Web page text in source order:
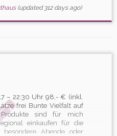
(updated 312 days ago)
– 22:30 Uhr 98,- € (inkl.
frei Bunte Vielfalt auf
sind für mich
einkaufen für die
Abende oder